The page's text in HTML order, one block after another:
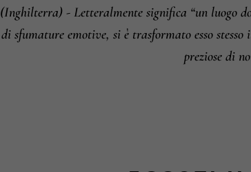
(Inghilterra) - Letteralmente significa “un luogo
di sfumature emotive, si è trasformato esso
preziose di